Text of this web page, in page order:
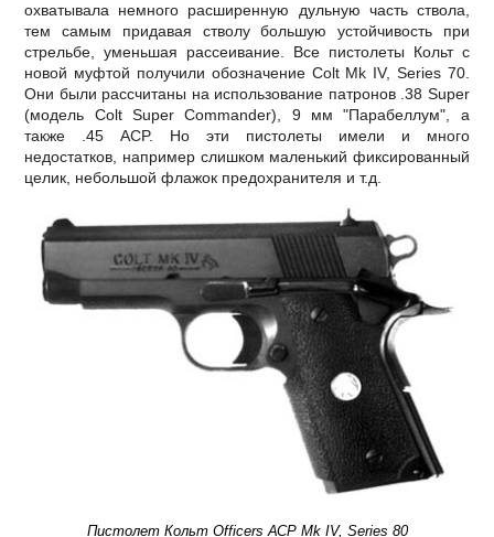
охватывала немного расширенную дульную часть ствола,
тем самым придавая стволу большую устойчивость при
стрельбе, уменьшая рассеивание. Все пистолеты Кольт с
новой муфтой получили обозначение Colt Mk IV, Series 70.
Они были рассчитаны на использование патронов .38 Super
(модель Colt Super Сommander), 9 мм "Парабеллум", а
также .45 АCP. Но эти пистолеты имели и много
недостатков, например слишком маленький фиксированный
целик, небольшой флажок предохранителя и т.д.
Пистолет Кольт Оfficers АСР Mk IV, Series 80